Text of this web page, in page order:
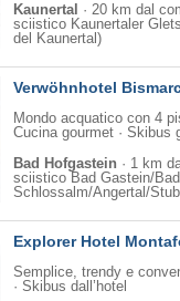
Kaunertal
· 20 km dal
sciistico Kaunertaler
del Kaunertal)
Verwöhnhotel
Mondo acquatico con 4
Cucina gourmet · Skibus
Bad Hofgastein · 1 km
sciistico Bad Gastein/​
Schlossalm/​Angertal/​
Explorer Hotel
Semplice, trendy e
· Skibus dall’hotel